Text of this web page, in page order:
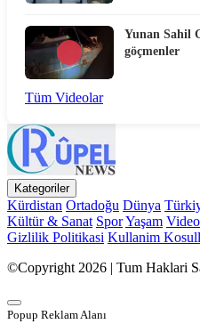
Yunan Sahil
göçmenler
Tüm Videolar
Kategoriler
Kürdistan Ortadoğu Dünya
Kültür & Sanat SporYaşam Video
Gizlilik Politikasi Kullanim
©Copyright 2026 | Tum Haklari
Popup Reklam Alanı